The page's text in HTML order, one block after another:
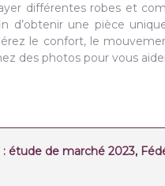
différentes robes et
d’obtenir une pièce
le confort, le
des photos pour vous
étude de marché 2023,